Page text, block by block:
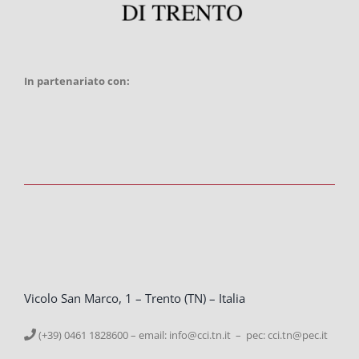
In partenariato con:
Vicolo San Marco, 1 – Trento (TN) – Italia
(+39) 0461 1828600 – email: info@cci.tn.it – pec: cci.tn@pec.it